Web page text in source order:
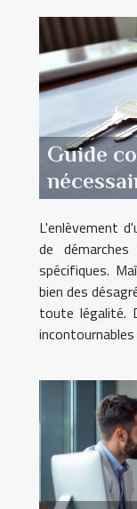
Guide
L'enlèvement
de
spécifiques.
bien des
toute légalité.